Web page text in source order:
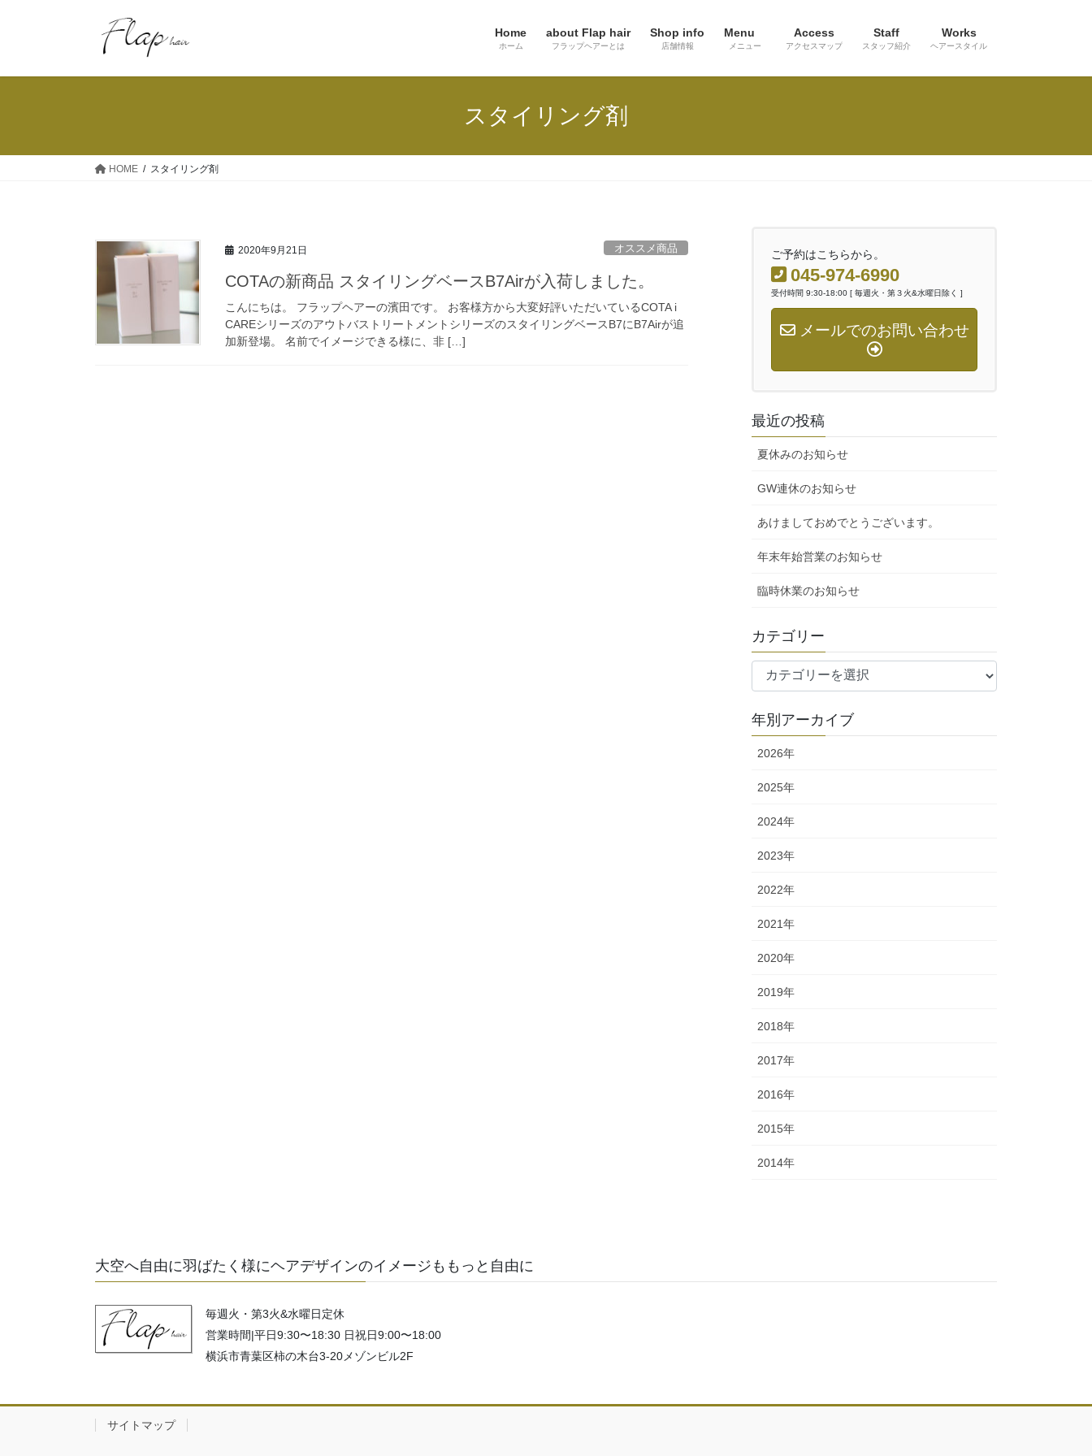
Home
ホーム
about Flap hair
フラップヘアーとは
Shop info
店舗情報
Menu
メニュー
Access
アクセスマップ
Staff
スタッフ紹介
Works
ヘアースタイル
スタイリング剤
HOME スタイリング剤
2020年9月21日 オススメ商品
COTAの新商品 スタイリングベースB7Airが入荷しました。
こんにちは。 フラップヘアーの濱田です。 お客様方から大変好評いただいているCOTA i
CAREシリーズのアウトバストリートメントシリーズのスタイリングベースB7にB7Airが追
加新登場。 名前でイメージできる様に、非 […]
ご予約はこちらから。
045-974-6990
受付時間 9:30-18:00 [ 毎週火・第３火&水曜日除く ]
メールでのお問い合わせ
最近の投稿
夏休みのお知らせ
GW連休のお知らせ
あけましておめでとうございます。
年末年始営業のお知らせ
臨時休業のお知らせ
カテゴリー
テ
リ
ー
年別アーカイブ
2026年
2025年
2024年
2023年
2022年
2021年
2020年
2019年
2018年
2017年
2016年
2015年
2014年
大空へ自由に羽ばたく様にヘアデザインのイメージももっと自由に
毎週火・第3火&水曜日定休
営業時間|平日9:30〜18:30 日祝日9:00〜18:00
横浜市青葉区柿の木台3-20メゾンビル2F
サイトマップ